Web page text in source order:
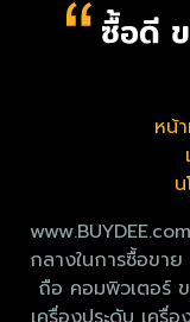
หน้
กลางในการซื้อขา
ถือ คอมพิวเตอร์